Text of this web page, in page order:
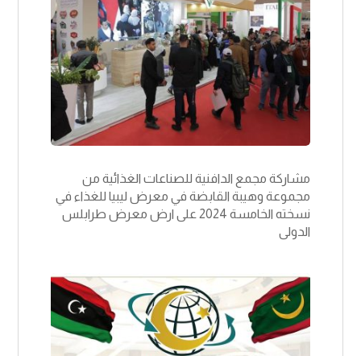
مشاركة مجمع الدافنية للصناعات الغذائية من
مجموعة وهيبة القابضة في معرض ليبيا للغذاء في
نسخته الخامسة 2024 على ارض معرض طرابلس
الدولى